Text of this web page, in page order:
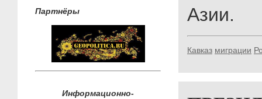
Партнёры
Информационно-
Азии.
Кавказ миграции